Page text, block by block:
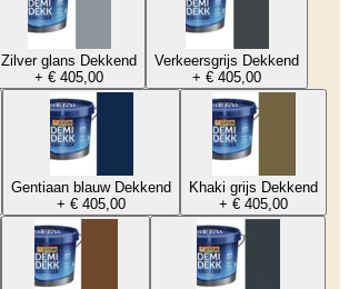
Zilver glans Dekkend
+ € 405,00
Verkeersgrijs Dekkend
+ € 405,00
Gentiaan blauw Dekkend
+ € 405,00
Khaki grijs Dekkend
+ € 405,00